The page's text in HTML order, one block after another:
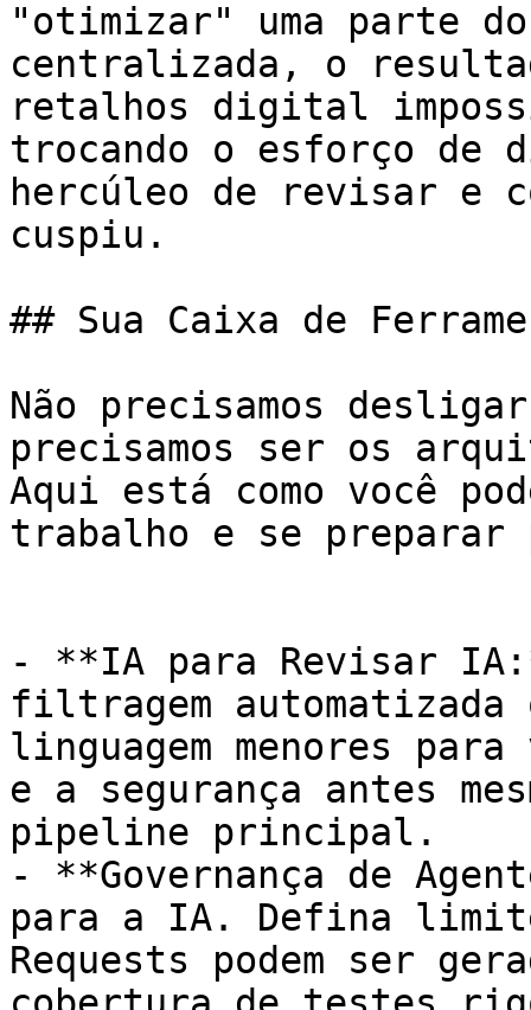
"otimizar" uma parte do
centralizada, o
retalhos digital
trocando o esforço de
hercúleo de revisar e
cuspiu.
## Sua Caixa de
Não precisamos
precisamos ser os
Aqui está como você
trabalho e se preparar
- **IA para Revisar
filtragem automatizada
linguagem menores
e a segurança antes
pipeline principal.
- **Governança de
para a IA. Defina
Requests podem ser